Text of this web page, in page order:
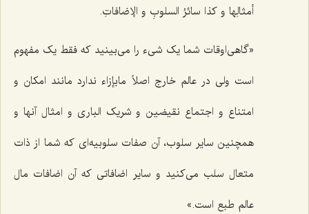
أمثالِها و کذا سائرُ السلوبِ و الإضافاتِ.
«گاهى‌اوقات شما یک شى‌ء را مى‌بینید که فقط یک مفهوم
است ولى در عالم خارج اصلاً مابإزاء ندارد مانند امکان و
امتناع و اجتماع نقیضین و شریک البارى و امثال‌ آنها و
همچنین سایر سلوب، آن صفات سلوبیه‌اى که شما از ذات
متعال سلب مى‌کنید و سایر اضافاتی که آن اضافات مال
عالم طبع است.»